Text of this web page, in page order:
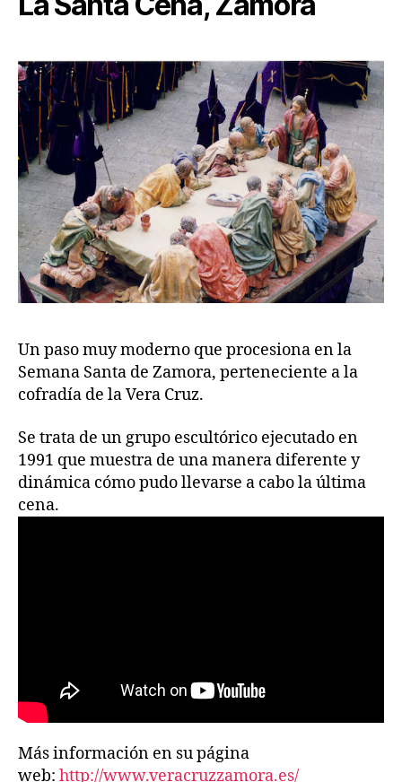
Un paso muy moderno que procesiona en la
Semana Santa de Zamora, perteneciente a la
cofradía de la Vera Cruz.
Se trata de un grupo escultórico ejecutado en
1991 que muestra de una manera diferente y
dinámica cómo pudo llevarse a cabo la última
cena.
Más información en su página
web: http://www.veracruzzamora.es/